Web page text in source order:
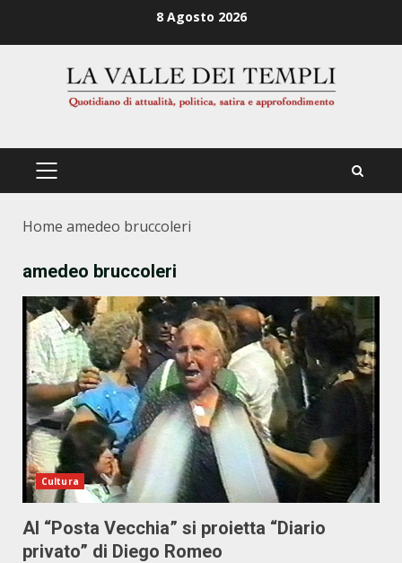
8 Agosto 2026
PRIMÄRES
Home amedeo bruccoleri
amedeo bruccoleri
Cultura
Al “Posta Vecchia” si proietta “Diario
privato” di Diego Romeo